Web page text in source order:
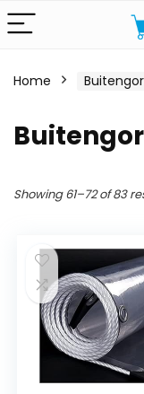
Home
Showing 61–72 of 83